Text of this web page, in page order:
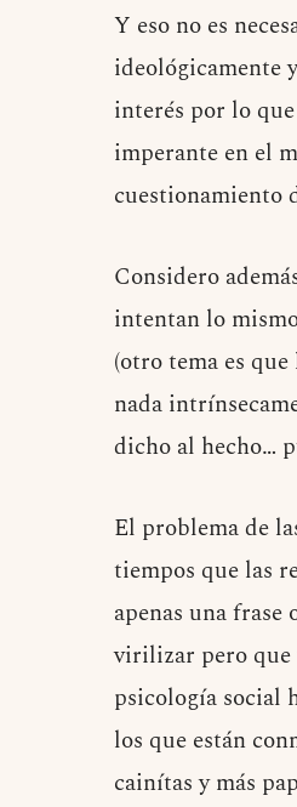
Y eso no es
ideológicamente
interés por lo
imperante en el
cuestionamiento
Considero
intentan lo
(otro tema es
nada
dicho al hecho…
El problema de
tiempos que las
apenas una
virilizar pero que
psicología social
los que están
cainítas y más